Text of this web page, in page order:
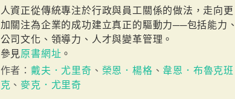
人資正從傳統專注於行政與員工關係的做法，走向更
加關注為企業的成功建立真正的驅動力──包括能力、
公司文化、領導力、人才與變革管理。
參見原書網址 。
作者： 戴夫．尤里奇 、 榮恩．楊格 、 韋恩．布魯克班
克 、麥克．尤里奇